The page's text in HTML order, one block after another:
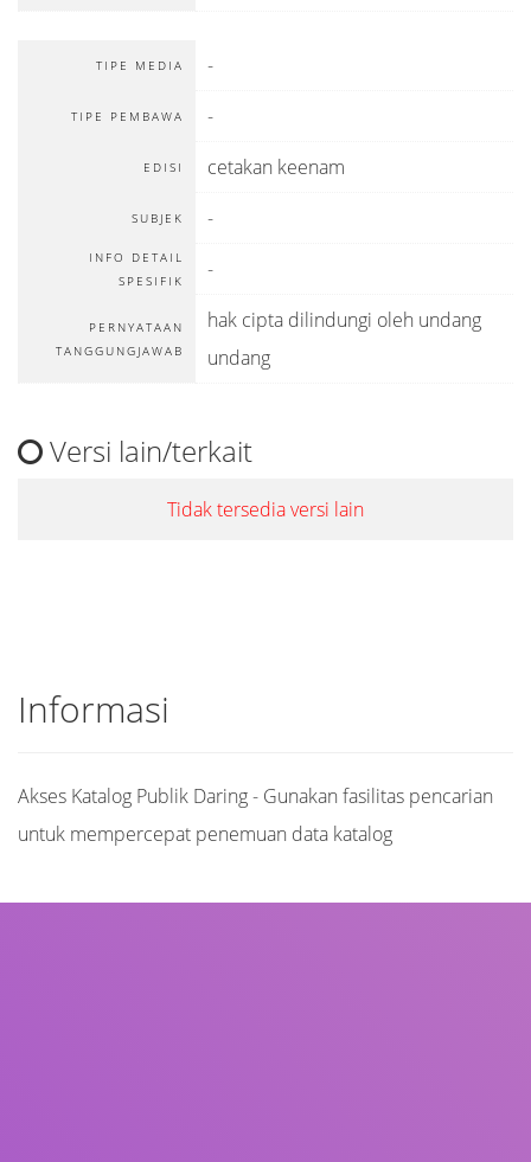
TIPE MEDIA -
TIPE PEMBAWA -
EDISI cetakan keenam
SUBJEK -
INFO DETAIL
SPESIFIK
-
PERNYATAAN
TANGGUNGJAWAB
hak cipta dilindungi oleh undang
undang
Versi lain/terkait
Tidak tersedia versi lain
Informasi
Akses Katalog Publik Daring - Gunakan fasilitas pencarian
untuk mempercepat penemuan data katalog